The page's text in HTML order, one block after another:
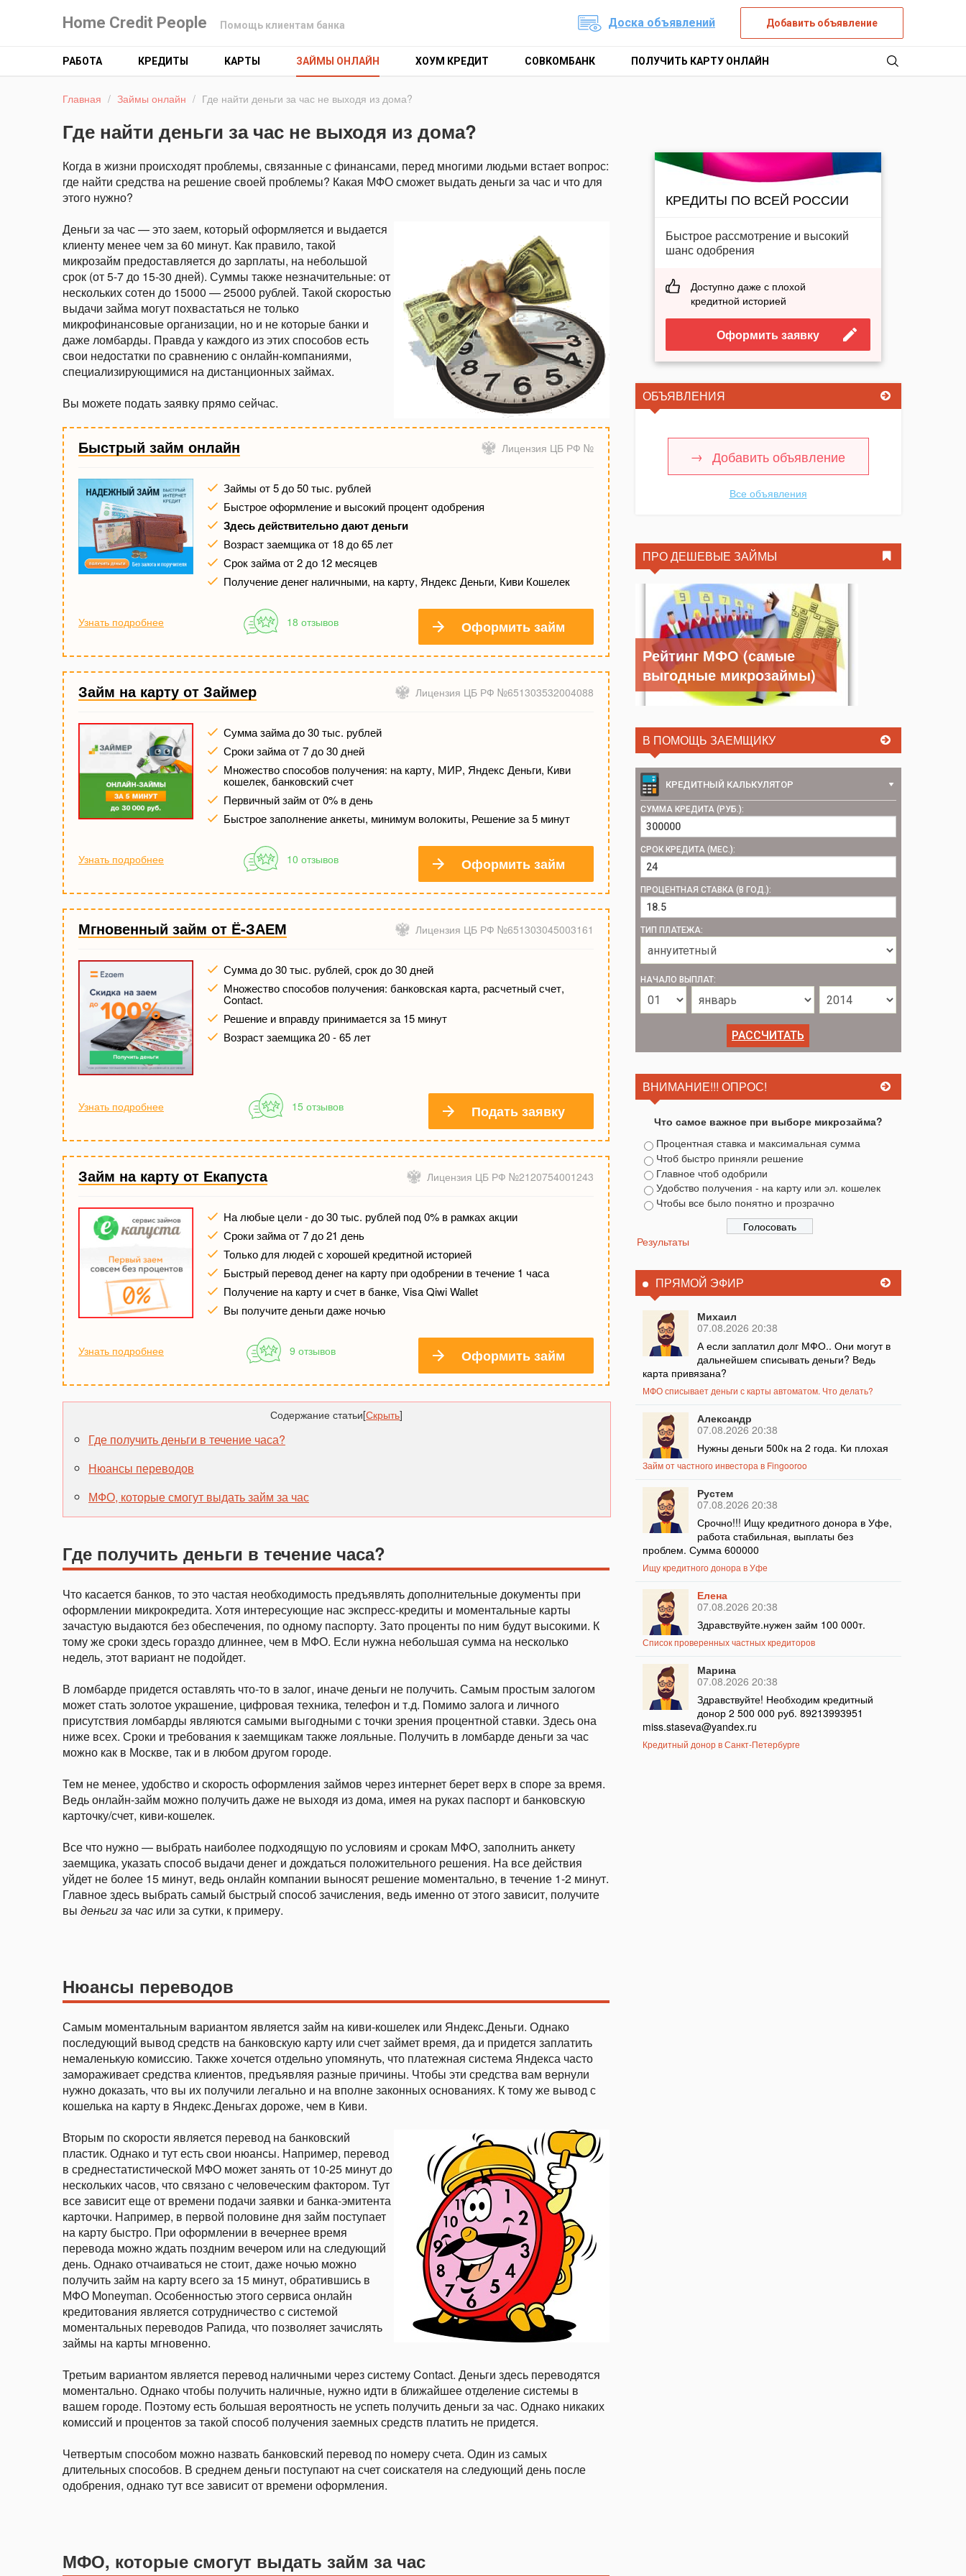
Home Credit People Помощь клиентам банка Доска объявлений Добавить объявление
РАБОТА КРЕДИТЫ КАРТЫ ЗАЙМЫ ОНЛАЙН ХОУМ КРЕДИТ СОВКОМБАНК ПОЛУЧИТЬ КАРТУ ОНЛАЙН
Главная / Займы онлайн / Где найти деньги за час не выходя из дома?
Где найти деньги за час не выходя из дома?
Когда в жизни происходят проблемы, связанные с финансами, перед многими людьми встает вопрос:
где найти средства на решение своей проблемы? Какая МФО сможет выдать деньги за час и что для
этого нужно?
Деньги за час — это заем, который оформляется и выдается
клиенту менее чем за 60 минут. Как правило, такой
микрозайм предоставляется до зарплаты, на небольшой
срок (от 5-7 до 15-30 дней). Суммы также незначительные: от
нескольких сотен до 15000 — 25000 рублей. Такой скоростью
выдачи займа могут похвастаться не только
микрофинансовые организации, но и не которые банки и
даже ломбарды. Правда у каждого из этих способов есть
свои недостатки по сравнению с онлайн-компаниями,
специализирующимися на дистанционных займах.
Вы можете подать заявку прямо сейчас.
Быстрый займ онлайн Лицензия ЦБ РФ №
Займы от 5 до 50 тыс. рублей
Быстрое оформление и высокий процент одобрения
Здесь действительно дают деньги
Возраст заемщика от 18 до 65 лет
Срок займа от 2 до 12 месяцев
Получение денег наличными, на карту, Яндекс Деньги, Киви Кошелек
Узнать подробнее 18 отзывов Оформить займ
Займ на карту от Займер Лицензия ЦБ РФ №651303532004088
Сумма займа до 30 тыс. рублей
Сроки займа от 7 до 30 дней
Множество способов получения: на карту, МИР, Яндекс Деньги, Киви
кошелек, банковский счет
Первичный займ от 0% в день
Быстрое заполнение анкеты, минимум волокиты, Решение за 5 минут
Узнать подробнее 10 отзывов Оформить займ
Мгновенный займ от Ё-ЗАЕМ Лицензия ЦБ РФ №651303045003161
Сумма до 30 тыс. рублей, срок до 30 дней
Множество способов получения: банковская карта, расчетный счет,
Contact.
Решение и вправду принимается за 15 минут
Возраст заемщика 20 - 65 лет
Узнать подробнее 15 отзывов Подать заявку
Займ на карту от Екапуста Лицензия ЦБ РФ №2120754001243
На любые цели - до 30 тыс. рублей под 0% в рамках акции
Сроки займа от 7 до 21 день
Только для людей с хорошей кредитной историей
Быстрый перевод денег на карту при одобрении в течение 1 часа
Получение на карту и счет в банке, Visa Qiwi Wallet
Вы получите деньги даже ночью
Узнать подробнее 9 отзывов Оформить займ
Содержание статьи[Скрыть]
Где получить деньги в течение часа?
Нюансы переводов
МФО, которые смогут выдать займ за час
Где получить деньги в течение часа?
Что касается банков, то это частая необходимость предъявлять дополнительные документы при
оформлении микрокредита. Хотя интересующие нас экспресс-кредиты и моментальные карты
зачастую выдаются без обеспечения, по одному паспорту. Зато проценты по ним будут высокими. К
тому же сроки здесь гораздо длиннее, чем в МФО. Если нужна небольшая сумма на несколько
недель, этот вариант не подойдет.
В ломбарде придется оставлять что-то в залог, иначе деньги не получить. Самым простым залогом
может стать золотое украшение, цифровая техника, телефон и т.д. Помимо залога и личного
присутствия ломбарды являются самыми выгодными с точки зрения процентной ставки. Здесь она
ниже всех. Сроки и требования к заемщикам также лояльные. Получить в ломбарде деньги за час
можно как в Москве, так и в любом другом городе.
Тем не менее, удобство и скорость оформления займов через интернет берет верх в споре за время.
Ведь онлайн-займ можно получить даже не выходя из дома, имея на руках паспорт и банковскую
карточку/счет, киви-кошелек.
Все что нужно — выбрать наиболее подходящую по условиям и срокам МФО, заполнить анкету
заемщика, указать способ выдачи денег и дождаться положительного решения. На все действия
уйдет не более 15 минут, ведь онлайн компании выносят решение моментально, в течение 1-2 минут.
Главное здесь выбрать самый быстрый способ зачисления, ведь именно от этого зависит, получите
вы деньги за час или за сутки, к примеру.
Нюансы переводов
Самым моментальным вариантом является займ на киви-кошелек или Яндекс.Деньги. Однако
последующий вывод средств на банковскую карту или счет займет время, да и придется заплатить
немаленькую комиссию. Также хочется отдельно упомянуть, что платежная система Яндекса часто
замораживает средства клиентов, предъявляя разные причины. Чтобы эти средства вам вернули
нужно доказать, что вы их получили легально и на вполне законных основаниях. К тому же вывод с
кошелька на карту в Яндекс.Деньгах дороже, чем в Киви.
Вторым по скорости является перевод на банковский
пластик. Однако и тут есть свои нюансы. Например, перевод
в среднестатистической МФО может занять от 10-25 минут до
нескольких часов, что связано с человеческим фактором. Тут
все зависит еще от времени подачи заявки и банка-эмитента
карточки. Например, в первой половине дня займ поступает
на карту быстро. При оформлении в вечернее время
перевода можно ждать поздним вечером или на следующий
день. Однако отчаиваться не стоит, даже ночью можно
получить займ на карту всего за 15 минут, обратившись в
МФО Moneyman. Особенностью этого сервиса онлайн
кредитования является сотрудничество с системой
моментальных переводов Рапида, что позволяет зачислять
займы на карты мгновенно.
Третьим вариантом является перевод наличными через систему Contact. Деньги здесь переводятся
моментально. Однако чтобы получить наличные, нужно идти в ближайшее отделение системы в
вашем городе. Поэтому есть большая вероятность не успеть получить деньги за час. Однако никаких
комиссий и процентов за такой способ получения заемных средств платить не придется.
Четвертым способом можно назвать банковский перевод по номеру счета. Один из самых
длительных способов. В среднем деньги поступают на счет соискателя на следующий день после
одобрения, однако тут все зависит от времени оформления.
МФО, которые смогут выдать займ за час
КРЕДИТЫ ПО ВСЕЙ РОССИИ
Быстрое рассмотрение и высокий
шанс одобрения
Доступно даже с плохой
кредитной историей
Оформить заявку
ОБЪЯВЛЕНИЯ
Добавить объявление
Все объявления
ПРО ДЕШЕВЫЕ ЗАЙМЫ
Рейтинг МФО (самые
выгодные микрозаймы)
В ПОМОЩЬ ЗАЕМЩИКУ
КРЕДИТНЫЙ КАЛЬКУЛЯТОР
СУММА КРЕДИТА (РУБ.):
СРОК КРЕДИТА (МЕС.):
ПРОЦЕНТНАЯ СТАВКА (В ГОД.):
ТИП ПЛАТЕЖА:
НАЧАЛО ВЫПЛАТ:
ВНИМАНИЕ!!! ОПРОС!
Что самое важное при выборе микрозайма?
Процентная ставка и максимальная сумма
Чтоб быстро приняли решение
Главное чтоб одобрили
Удобство получения - на карту или эл. кошелек
Чтобы все было понятно и прозрачно
Результаты
ПРЯМОЙ ЭФИР
Михаил
07.08.2026 20:38
А если заплатил долг МФО.. Они могут в
дальнейшем списывать деньги? Ведь
карта привязана?
МФО списывает деньги с карты автоматом. Что делать?
Александр
07.08.2026 20:38
Нужны деньги 500к на 2 года. Ки плохая
Займ от частного инвестора в Fingooroo
Рустем
07.08.2026 20:38
Срочно!!! Ищу кредитного донора в Уфе,
работа стабильная, выплаты без
проблем. Сумма 600000
Ищу кредитного донора в Уфе
Елена
07.08.2026 20:38
Здравствуйте.нужен займ 100 000т.
Список проверенных частных кредиторов
Марина
07.08.2026 20:38
Здравствуйте! Необходим кредитный
донор 2 500 000 руб. 89213993951
miss.staseva@yandex.ru
Кредитный донор в Санкт-Петербурге